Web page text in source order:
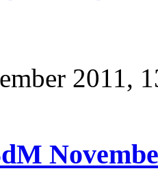
2011,